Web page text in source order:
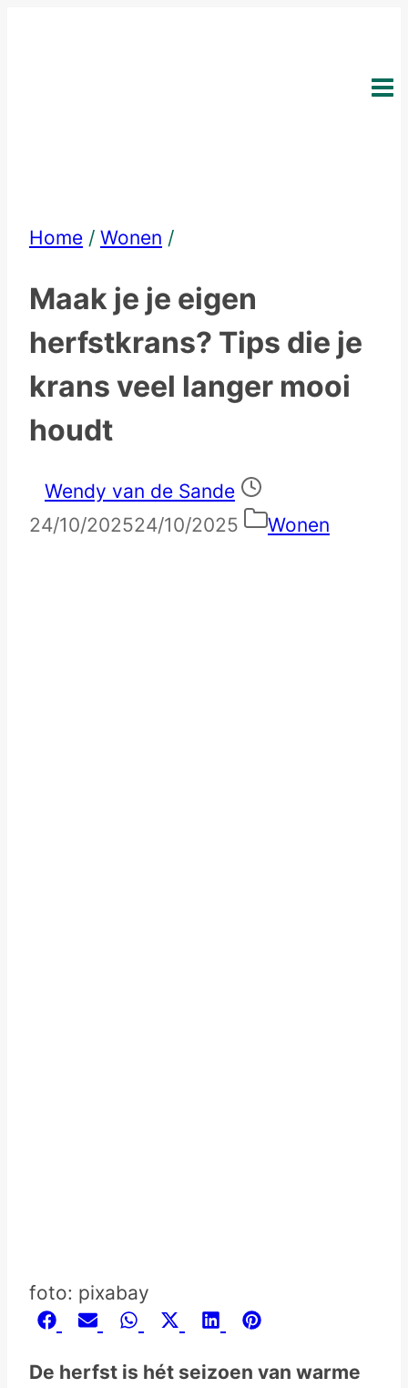
Home / Wonen /
Maak je je eigen
herfstkrans? Tips die je
krans veel langer mooi
houdt
Wendy van de Sande
24/10/202524/10/2025 Wonen
foto: pixabay
Share
Facebook
Share
Email
Share
WhatsApp
Share Share
LinkedIn
Share
De herfst is hét seizoen van warme